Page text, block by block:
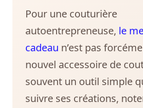
Pour une couturière
autoentrepreneuse, le
cadeau n’est pas
nouvel accessoire de
souvent un outil simple
suivre ses créations,